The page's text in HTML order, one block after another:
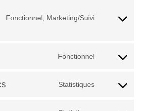
Fonctionnel, Marketing/Suivi
Consent
recaptcha
Fonctionnel
Consent
wordpress
Statistiques
Consent